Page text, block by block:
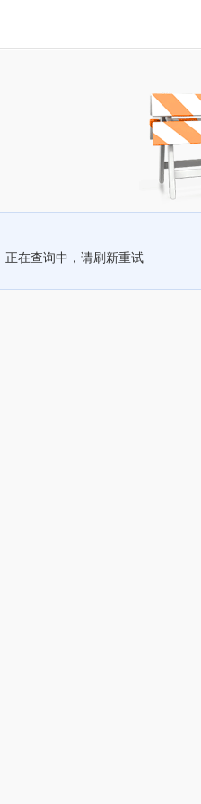
正在查询中，请刷新重试